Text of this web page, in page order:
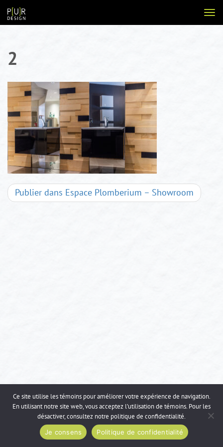
contenu
2
Navigation
Publier dans Espace Plomberium – Showroom
Voir
Ce site utilise les témoins pour améliorer votre expérience de navigation.
En utilisant notre site web, vous acceptez l’utilisation de témoins. Pour les
désactiver, consultez notre politique de confidentialité.
Je consens
Politique de confidentialité